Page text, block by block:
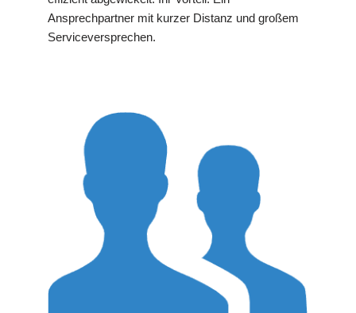
Ansprechpartner mit kurzer Distanz und großem
Serviceversprechen.